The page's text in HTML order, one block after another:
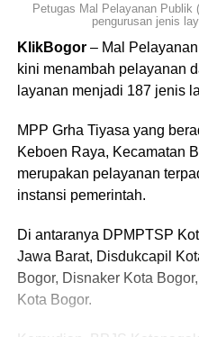
Petugas Mal Pelayanan Publik
pengurusan jenis
KlikBogor– Mal
kini menambah pelayanan
layanan menjadi 187 jenis
MPP Grha Tiyasa yang
Keboen Raya, Kecamatan
merupakan pelayanan
instansi pemerintah.
Di antaranya DPMPTSP
Jawa Barat, Disdukcapil
Bogor, Disnaker Kota
Kota Bogor.